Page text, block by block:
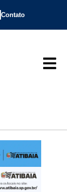
Contato